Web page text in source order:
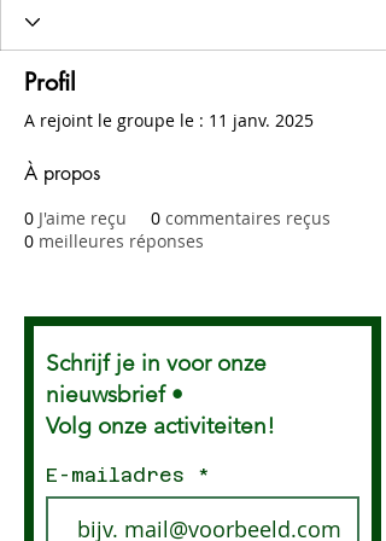
Profil
A rejoint le groupe le : 11 janv. 2025
À propos
0 J'aime reçu 0 commentaires reçus
0 meilleures réponses
Schrijf je in voor onze
nieuwsbrief •
Volg onze activiteiten!
E-mailadres